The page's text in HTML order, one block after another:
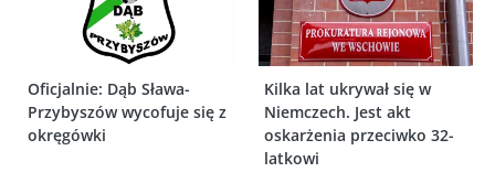
Oficjalnie: Dąb Sława-
Przybyszów wycofuje się z
okręgówki
Kilka lat ukrywał się w
Niemczech. Jest akt
oskarżenia przeciwko 32-
latkowi